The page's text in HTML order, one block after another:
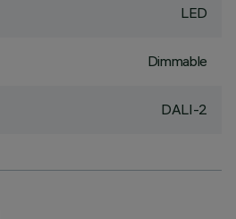
LED
Dimmable
DALI-2